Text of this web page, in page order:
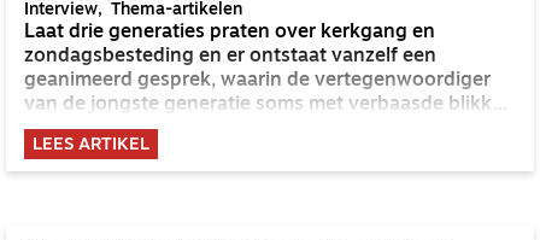
Interview Thema-artikelen
Laat drie generaties praten over kerkgang en
zondagsbesteding en er ontstaat vanzelf een
geanimeerd gesprek, waarin de vertegenwoordiger
van de jongste generatie soms met verbaasde blikken
aanhoort hoe het er vroeger aan toeging op zondag.
‘Mocht je zelfs niet breien?!’
LEES ARTIKEL